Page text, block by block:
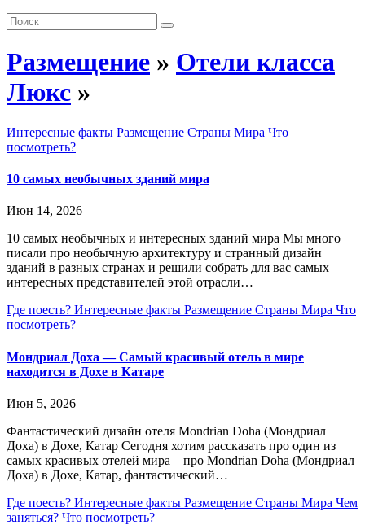
Размещение » Отели класса
Люкс »
Интересные факты Размещение Страны Мира Что
посмотреть?
10 самых необычных зданий мира
Июн 14, 2026
10 самых необычных и интересных зданий мира Мы много
писали про необычную архитектуру и странный дизайн
зданий в разных странах и решили собрать для вас самых
интересных представителей этой отрасли…
Где поесть? Интересные факты Размещение Страны Мира Что
посмотреть?
Мондриал Доха — Самый красивый отель в мире
находится в Дохе в Катаре
Июн 5, 2026
Фантастический дизайн отеля Mondrian Doha (Мондриал
Доха) в Дохе, Катар Сегодня хотим рассказать про один из
самых красивых отелей мира – про Mondrian Doha (Мондриал
Доха) в Дохе, Катар, фантастический…
Где поесть? Интересные факты Размещение Страны Мира Чем
заняться? Что посмотреть?